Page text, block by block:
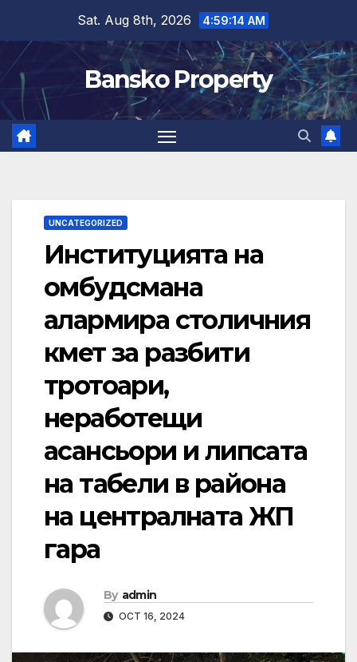
content
Sat. Aug 8th, 2026 4:59:15 AM
Bansko Property
UNCATEGORIZED
Институцията на
омбудсмана
алармира столичния
кмет за разбити
тротоари,
неработещи
асансьори и липсата
на табели в района
на централната ЖП
гара
By admin
OCT 16, 2024